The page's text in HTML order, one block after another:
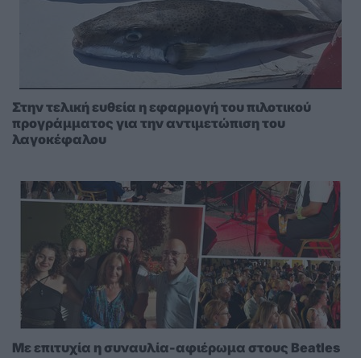
Στην τελική ευθεία η εφαρμογή του πιλοτικού
προγράμματος για την αντιμετώπιση του
λαγοκέφαλου
Με επιτυχία η συναυλία-αφιέρωμα στους Beatles